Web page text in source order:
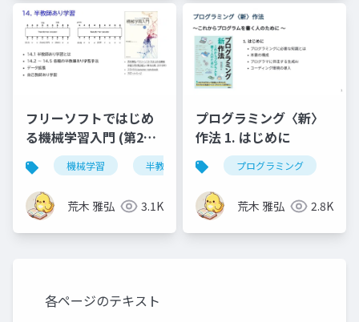
フリーソフトではじめ
る機械学習入門 (第2版)
第14章機械学習 半教師あり学習
荒木 雅弘 3.1K
プログラミング〈新〉
作法 1. はじめに
プログラミング
荒木 雅弘 2.8K
各ページのテキスト